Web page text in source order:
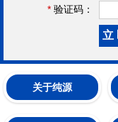
* 验证码：
关于纯源